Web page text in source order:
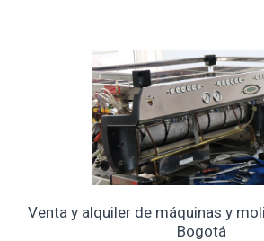
Venta y alquiler de máquinas y
Bogotá